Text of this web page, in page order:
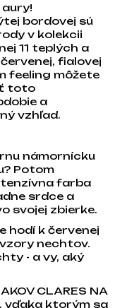
bordovej sú
v kolekcii
11 teplých a
fialovej
feeling môžete
toto
a
vzhľad.
námornícku
Potom
farba
srdce a
svojej zbierke.
hodí k červenej
nechtov.
- a vy, aký
CLARES NA
vďaka ktorým sa